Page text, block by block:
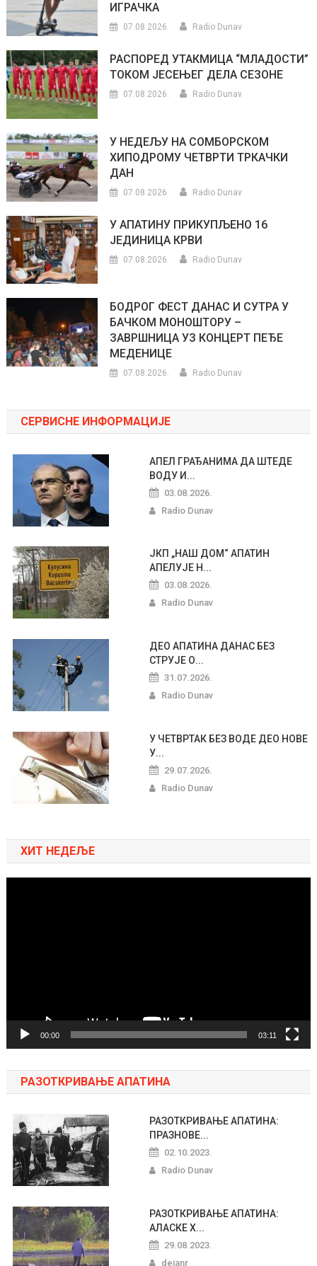
ИГРАЧКА
07.08.2026. Radio Dunav
РАСПОРЕД УТАКМИЦА “МЛАДОСТИ”
ТОКОМ ЈЕСЕЊЕГ ДЕЛА СЕЗОНЕ
07.08.2026. Radio Dunav
У НЕДЕЉУ НА СОМБОРСКОМ
ХИПОДРОМУ ЧЕТВРТИ ТРКАЧКИ
ДАН
07.08.2026. Radio Dunav
У АПАТИНУ ПРИКУПЉЕНО 16
ЈЕДИНИЦА КРВИ
07.08.2026. Radio Dunav
БОДРОГ ФЕСТ ДАНАС И СУТРА У
БАЧКОМ МОНОШТОРУ –
ЗАВРШНИЦА УЗ КОНЦЕРТ ПЕЂЕ
МЕДЕНИЦЕ
07.08.2026. Radio Dunav
СЕРВИСНЕ ИНФОРМАЦИЈЕ
АПЕЛ ГРАЂАНИМА ДА ШТЕДЕ
ВОДУ И...
03.08.2026.
Radio Dunav
ЈКП „НАШ ДОМ“ АПАТИН
АПЕЛУЈЕ Н...
03.08.2026.
Radio Dunav
ДЕО АПАТИНА ДАНАС БЕЗ
СТРУЈЕ О...
31.07.2026.
Radio Dunav
У ЧЕТВРТАК БЕЗ ВОДЕ ДЕО НОВЕ
У...
29.07.2026.
Radio Dunav
ХИТ НЕДЕЉЕ
00:00 03:11
РАЗОТКРИВАЊЕ АПАТИНА
РАЗОТКРИВАЊЕ АПАТИНА:
ПРАЗНОВЕ...
02.10.2023.
Radio Dunav
РАЗОТКРИВАЊЕ АПАТИНА:
АЛАСКЕ Х...
29.08.2023.
dejanr